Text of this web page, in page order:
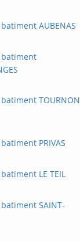
AUBENAS
PRIVAS
LE TEIL
SAINT-